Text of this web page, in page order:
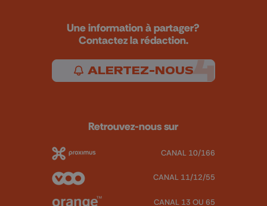
Une information à partager?
Contactez la rédaction.
ALERTEZ-NOUS
Retrouvez-nous sur
CANAL 10/166
CANAL 11/12/55
CANAL 13 OU 65